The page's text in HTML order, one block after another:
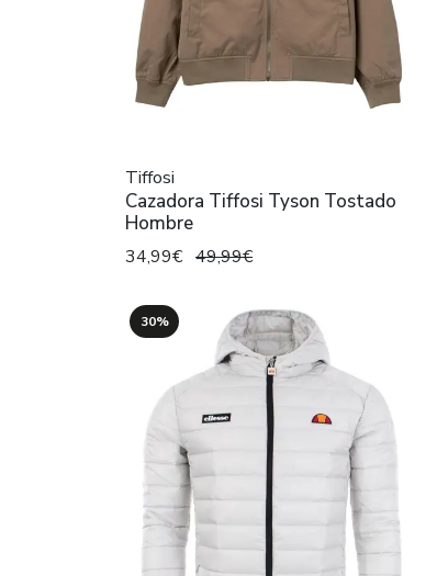
Tiffosi
Cazadora Tiffosi Tyson Tostado
Hombre
34,99€ 49,99€
30%